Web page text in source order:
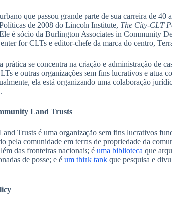
que passou grande parte de sua carreira de 40
de 2008 do Lincoln Institute, The City-CLT
é sócio da Burlington Associates in Community
for CLTs e editor-chefe da marca do centro,
prática se concentra na criação e administração de
e outras organizações sem fins lucrativos e atua
ela está organizando uma colaboração
Land Trusts
Trusts é uma organização sem fins lucrativos
pela comunidade em terras de propriedade da
das fronteiras nacionais; é uma biblioteca que
de posse; e é um think tank que pesquisa e